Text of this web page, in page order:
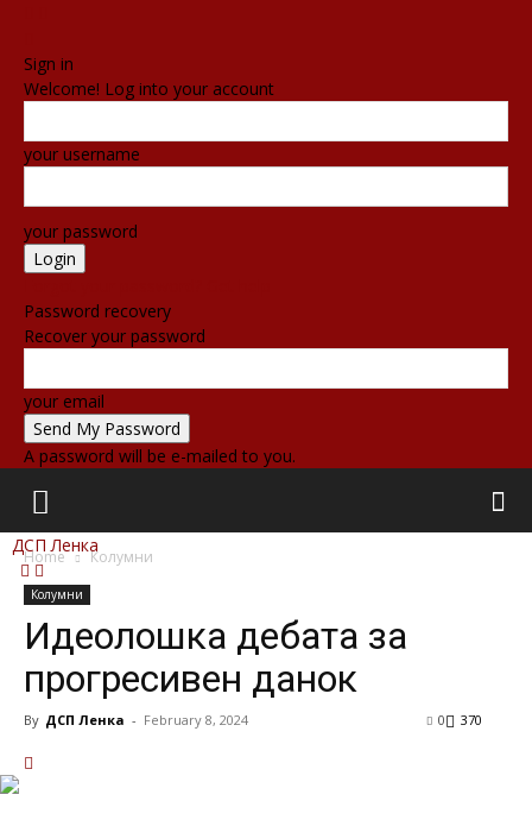
Sign in
Welcome! Log into your account
your username
your password
Password recovery
Recover your password
your email
A password will be e-mailed to you.
ДСП Ленка
Home Колумни
Колумни
Идеолошка дебата за
прогресивен данок
By ДСП Ленка - February 8, 2024 370
0